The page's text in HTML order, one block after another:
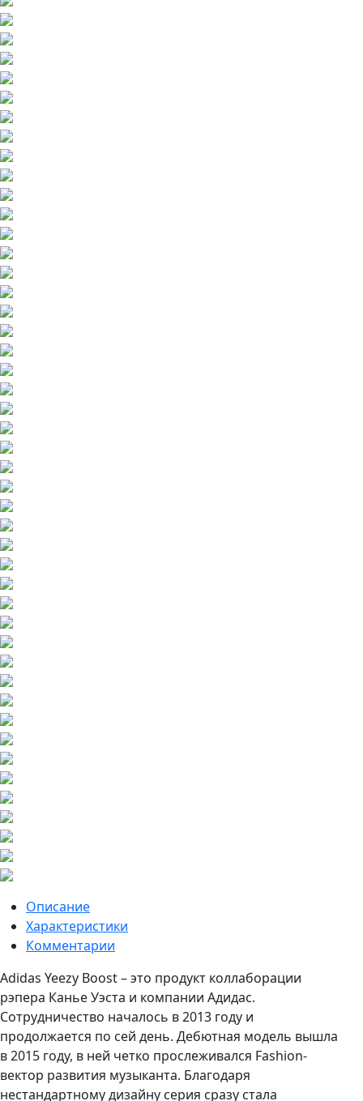
Описание
Характеристики
Комментарии
Adidas Yeezy Boost – это продукт коллаборации
рэпера Канье Уэста и компании Адидас.
Сотрудничество началось в 2013 году и
продолжается по сей день. Дебютная модель вышла
в 2015 году, в ней четко прослеживался Fashion-
вектор развития музыканта. Благодаря
нестандартному дизайну серия сразу стала